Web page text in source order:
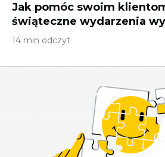
Jak pomóc swoim
świąteczne wydarzenia
14 min odczyt